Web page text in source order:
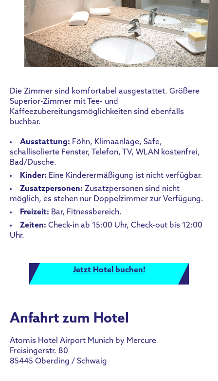
Die Zimmer sind komfortabel ausgestattet. Größere
Superior-Zimmer mit Tee- und
Kaffeezubereitungsmöglichkeiten sind ebenfalls
buchbar.
Ausstattung: Föhn, Klimaanlage, Safe,
schallisolierte Fenster, Telefon, TV, WLAN kostenfrei,
Bad/Dusche.
Kinder: Eine Kinderermäßigung ist nicht verfügbar.
Zusatzpersonen: Zusatzpersonen sind nicht
möglich, es stehen nur Doppelzimmer zur Verfügung.
Freizeit: Bar, Fitnessbereich.
Zeiten: Check-in ab 15:00 Uhr, Check-out bis 12:00
Uhr.
Jetzt Hotel buchen!
Anfahrt zum Hotel
Atomis Hotel Airport Munich by Mercure
Freisingerstr. 80
85445 Oberding / Schwaig